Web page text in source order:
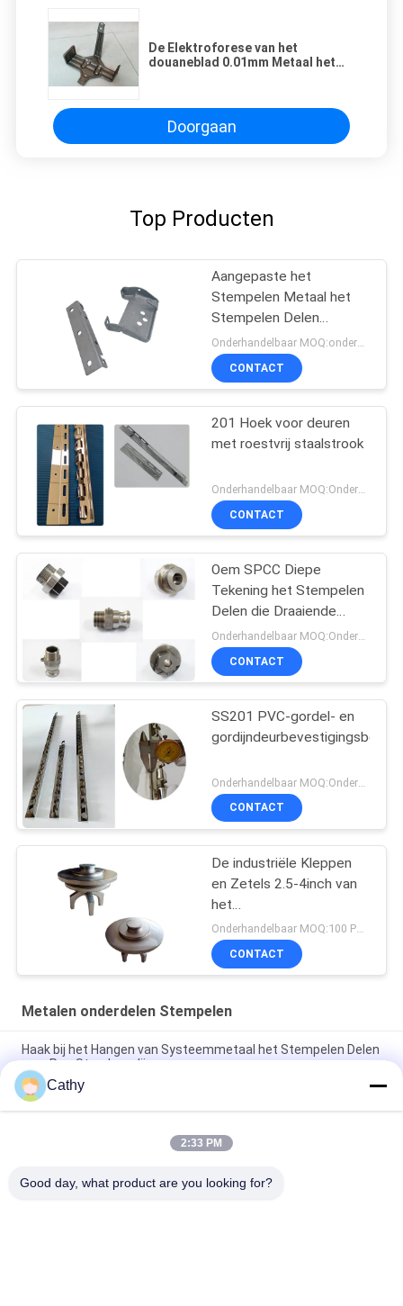
De Elektroforese van het
douaneblad 0.01mm Metaal het
Doorgaan
Top Producten
Aangepaste het
Stempelen Metaal het
Stempelen Delen
automobiel, medisch
Onderhandelbaar MOQ:onderhandeling
CONTACT
201 Hoek voor deuren
met roestvrij staalstrook
CONTACT
Oem SPCC Diepe
Tekening het Stempelen
Delen die Draaiende
Snelle Prototyping malen
CONTACT
SS201 PVC-gordel- en
gordijndeurbevestigingsbeugel
CONTACT
De industriële Kleppen
en Zetels 2.5-4inch van
het
Vacuümpompbeëindigen
voor het Boren van
Materiaal
Onderhandelbaar MOQ:100 PCs of onderhandeling, kunnen wij steekproef voor u verstrekken
CONTACT
Metalen onderdelen Stempelen
Haak bij het Hangen van Systeemmetaal het Stempelen Delen
voor Pvc-Strookgordijnen
Verstelbare ijzeren schakelaar klem Handgereedschap
Metalen stempelonderdelen Vinnige vrijlating
Hasp Metalen Stempelonderdelen Slot Industrieel Hardware
Cathy
2:33 PM
Good day, what product are you looking for?